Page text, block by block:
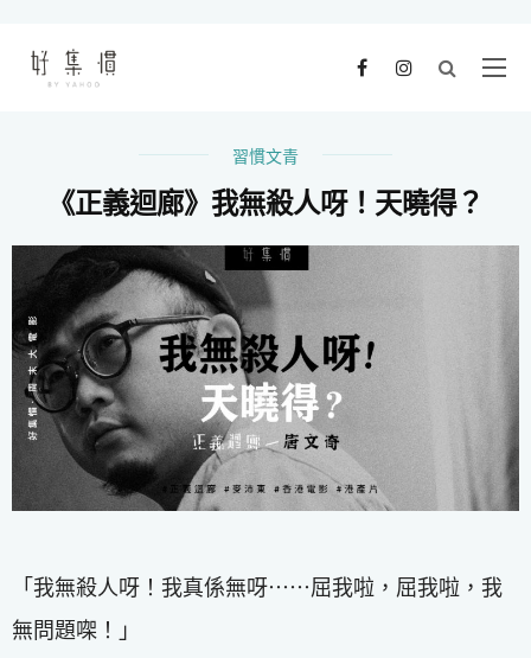
習慣文青
《正義迴廊》我無殺人呀！天曉得？
「我無殺人呀！我真係無呀⋯⋯屈我啦，屈我啦，我
無問題㗎！」